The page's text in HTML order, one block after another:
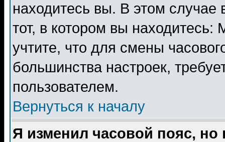
находитесь вы. В этом
тот, в котором вы
учтите, что для смены
большинства настроек,
пользователем.
Вернуться к началу
Я изменил часовой пояс,